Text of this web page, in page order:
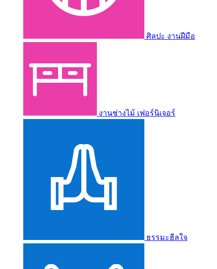
ศิลปะ งานฝีมือ
งานช่างไม้ เฟอร์นิเจอร์
ธรรมะฮีลใจ